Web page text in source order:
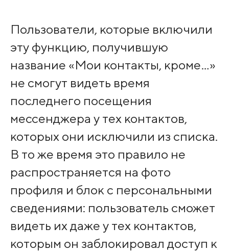
Пользователи, которые включили
эту функцию, получившую
название «Мои контакты, кроме…»
не смогут видеть время
последнего посещения
мессенджера у тех контактов,
которых они исключили из списка.
В то же время это правило не
распространяется на фото
профиля и блок с персональными
сведениями: пользователь сможет
видеть их даже у тех контактов,
которым он заблокировал доступ к